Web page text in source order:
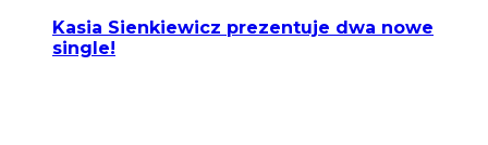
Kasia Sienkiewicz prezentuje dwa nowe
single!